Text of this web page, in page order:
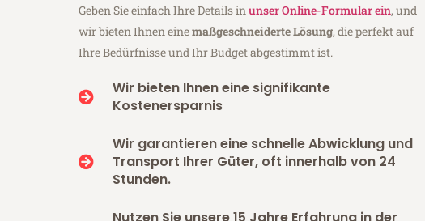
Geben Sie einfach Ihre Details inunser Online-Formular ein, und
wir bieten Ihnen einemaßgeschneiderte Lösung, die perfekt auf
Ihre Bedürfnisse und Ihr Budget abgestimmt ist.
Wir bieten Ihnen eine signifikante
Kostenersparnis
Wir garantieren eine schnelle Abwicklung und
Transport Ihrer Güter, oft innerhalb von 24
Stunden.
Nutzen Sie unsere 15 Jahre Erfahrung in der